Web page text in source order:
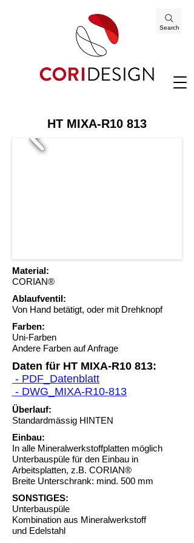
Search
HT MIXA-R10 813
Material:
CORIAN®
Ablaufventil:
Von Hand betätigt, oder mit Drehknopf
Farben:
Uni-Farben
Andere Farben auf Anfrage
Daten für HT MIXA-R10 813:
- PDF_Datenblatt
- DWG_MIXA-R10-813
Überlauf:
Standardmässig HINTEN
Einbau:
In alle Mineralwerkstoffplatten möglich
Unterbauspüle für den Einbau in
Arbeitsplatten, z.B. CORIAN®
Breite Unterschrank: mind. 500 mm
SONSTIGES:
Unterbauspüle
Kombination aus Mineralwerkstoff
und Edelstahl